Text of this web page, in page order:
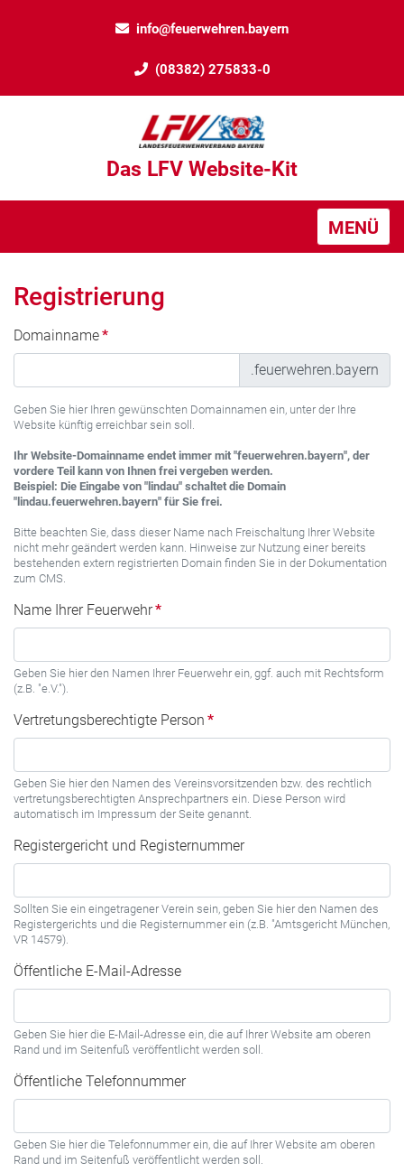
info@feuerwehren.bayern
(08382) 275833-0
Das LFV Website-Kit
MENÜ
Registrierung
Domainname*
.feuerwehren.bayern
Geben Sie hier Ihren gewünschten Domainnamen ein, unter der Ihre
Website künftig erreichbar sein soll.
Ihr Website-Domainname endet immer mit "feuerwehren.bayern", der
vordere Teil kann von Ihnen frei vergeben werden.
Beispiel: Die Eingabe von "lindau" schaltet die Domain
"lindau.feuerwehren.bayern" für Sie frei.
Bitte beachten Sie, dass dieser Name nach Freischaltung Ihrer Website
nicht mehr geändert werden kann. Hinweise zur Nutzung einer bereits
bestehenden extern registrierten Domain finden Sie in der Dokumentation
zum CMS.
Name Ihrer Feuerwehr*
Geben Sie hier den Namen Ihrer Feuerwehr ein, ggf. auch mit Rechtsform
(z.B. "e.V.").
Vertretungsberechtigte Person *
Geben Sie hier den Namen des Vereinsvorsitzenden bzw. des rechtlich
vertretungsberechtigten Ansprechpartners ein. Diese Person wird
automatisch im Impressum der Seite genannt.
Registergericht und Registernummer
Sollten Sie ein eingetragener Verein sein, geben Sie hier den Namen des
Registergerichts und die Registernummer ein (z.B. "Amtsgericht München,
VR 14579).
Öffentliche E-Mail-Adresse
Geben Sie hier die E-Mail-Adresse ein, die auf Ihrer Website am oberen
Rand und im Seitenfuß veröffentlicht werden soll.
Öffentliche Telefonnummer
Geben Sie hier die Telefonnummer ein, die auf Ihrer Website am oberen
Rand und im Seitenfuß veröffentlicht werden soll.